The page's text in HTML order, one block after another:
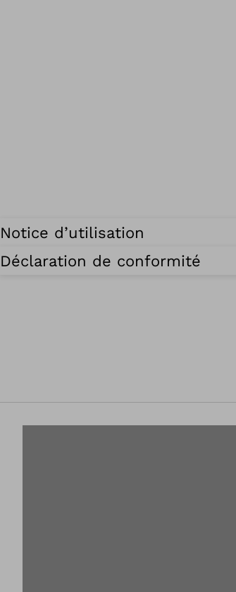
Notice d’utilisation
Déclaration de conformité